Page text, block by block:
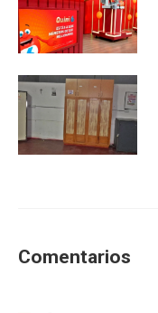
Comentarios